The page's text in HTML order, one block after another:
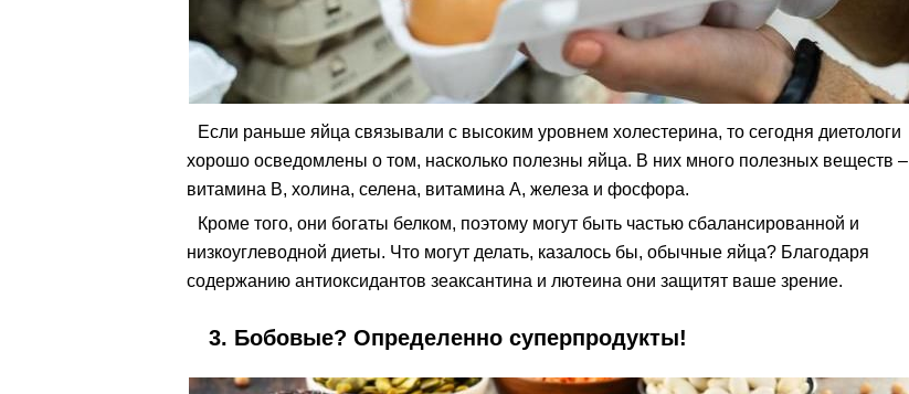
Если раньше яйца связывали с высоким уровнем холестерина, то сегодня диетологи
хорошо осведомлены о том, насколько полезны яйца. В них много полезных веществ –
витамина B, холина, селена, витамина A, железа и фосфора.
Кроме того, они богаты белком, поэтому могут быть частью сбалансированной и
низкоуглеводной диеты. Что могут делать, казалось бы, обычные яйца? Благодаря
содержанию антиоксидантов зеаксантина и лютеина они защитят ваше зрение.
3. Бобовые? Определенно суперпродукты!